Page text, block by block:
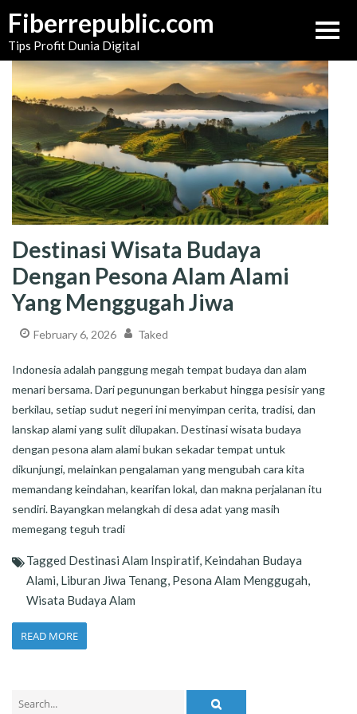
content
Fiberrepublic.com
Tips Profit Dunia Digital
Destinasi Wisata Budaya
Dengan Pesona Alam Alami
Yang Menggugah Jiwa
February 6, 2026 Taked
Indonesia adalah panggung megah tempat budaya dan alam
menari bersama. Dari pegunungan berkabut hingga pesisir yang
berkilau, setiap sudut negeri ini menyimpan cerita, tradisi, dan
lanskap alami yang sulit dilupakan. Destinasi wisata budaya
dengan pesona alam alami bukan sekadar tempat untuk
dikunjungi, melainkan pengalaman yang mengubah cara kita
memandang keindahan, kearifan lokal, dan makna perjalanan itu
sendiri. Bayangkan melangkah di desa adat yang masih
memegang teguh tradi
Tagged Destinasi Alam Inspiratif, Keindahan Budaya
Alami Liburan Jiwa Tenang Pesona Alam Menggugah
Wisata Budaya Alam
READ MORE
for: